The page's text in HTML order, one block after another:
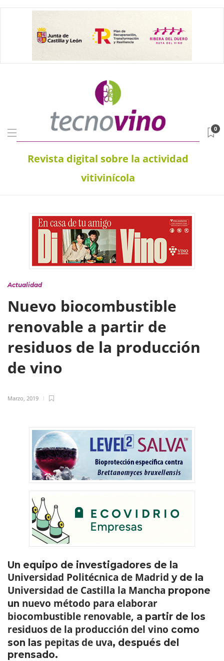
Revista digital sobre la actividad
vitivinícola
0
Actualidad
Nuevo biocombustible
renovable a partir de
residuos de la producción
de vino
Marzo, 2019
Un equipo de investigadores de la
Universidad Politécnica de Madrid y de la
Universidad de Castilla la Mancha propone
un nuevo método para elaborar
biocombustible renovable, a partir de los
residuos de la producción del vino como
son las pepitas de uva, después del
prensado.